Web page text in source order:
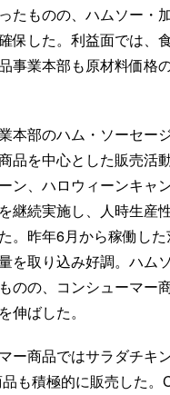
たものの、ハムソー・
保した。利益面では、
事業本部も原材料価格
本部のハム・ソーセー
品を中心とした販売活
ン、ハロウィーンキャ
継続実施し、人時生産
。昨年6月から稼働し
を取り込み好調。ハム
のの、コンシューマー
伸ばした。
ー商品ではサラダチキ
も積極的に販売した